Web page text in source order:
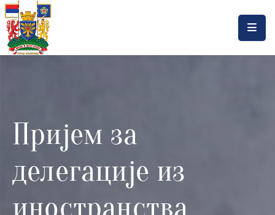
Насловна
Општинска
управа
Актуелности
Пријем за
делегације из
иностранства